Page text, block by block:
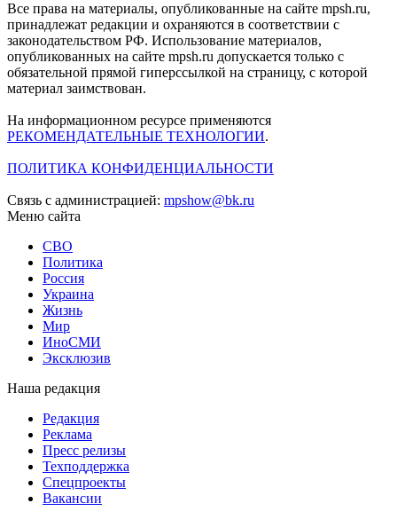
Все права на материалы, опубликованные на сайте mpsh.ru,
принадлежат редакции и охраняются в соответствии с
законодательством РФ. Использование материалов,
опубликованных на сайте mpsh.ru допускается только с
обязательной прямой гиперссылкой на страницу, с которой
материал заимствован.
На информационном ресурсе применяются
РЕКОМЕНДАТЕЛЬНЫЕ ТЕХНОЛОГИИ.
ПОЛИТИКА КОНФИДЕНЦИАЛЬНОСТИ
Связь с администрацией: mpshow@bk.ru
Меню сайта
СВО
Политика
Россия
Украина
Жизнь
Мир
ИноСМИ
Эксклюзив
Наша редакция
Редакция
Реклама
Пресс релизы
Техподдержка
Спецпроекты
Вакансии